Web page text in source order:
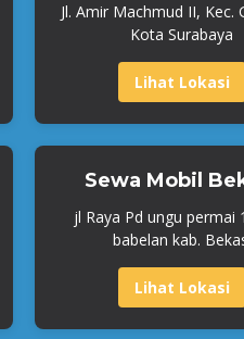
Jl. Amir Machmud II, Kec.
Kota Surabaya
Lihat Lokasi
Sewa Mobil
jl Raya Pd ungu permai
babelan kab.
Lihat Lokasi